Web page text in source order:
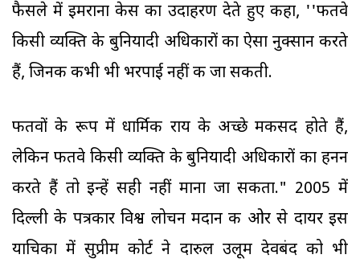
फैसले में इमराना केस का उदाहरण देते हुए कहा, ''फतवे
किसी व्यक्ति के बुनियादी अधिकारों का ऐसा नुक्सान करते
हैं, जिनकी कभी भी भरपाई नहीं की जा सकती.
फतवों के रूप में धार्मिक राय के अच्छे मकसद होते हैं,
लेकिन फतवे किसी व्यक्ति के बुनियादी अधिकारों का हनन
करते हैं तो इन्हें सही नहीं माना जा सकता." 2005 में
दिल्ली के पत्रकार विश्व लोचन मदान की ओर से दायर इस
याचिका में सुप्रीम कोर्ट ने दारुल उलूम देवबंद को भी